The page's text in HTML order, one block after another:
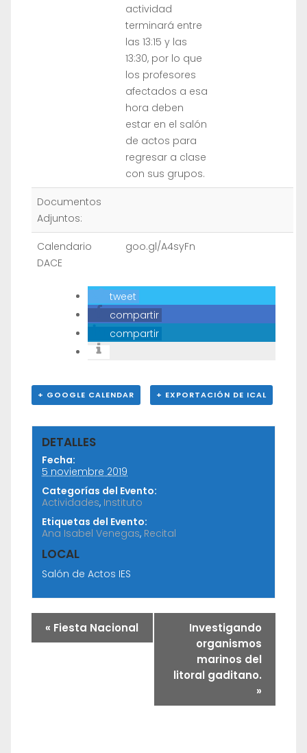
actividad
terminará entre
las 13:15 y las
13:30, por lo que
los profesores
afectados a esa
hora deben
estar en el salón
de actos para
regresar a clase
con sus grupos.
Documentos
Adjuntos:
Calendario
DACE
goo.gl/A4syFn
tweet
compartir
compartir
+ GOOGLE CALENDAR + EXPORTACIÓN DE ICAL
DETALLES
Fecha:
5 noviembre 2019
Categorías del Evento:
Actividades, Instituto
Etiquetas del Evento:
Ana Isabel Venegas, Recital
LOCAL
Salón de Actos IES
« Fiesta Nacional
Investigando
organismos
marinos del
litoral gaditano.
»